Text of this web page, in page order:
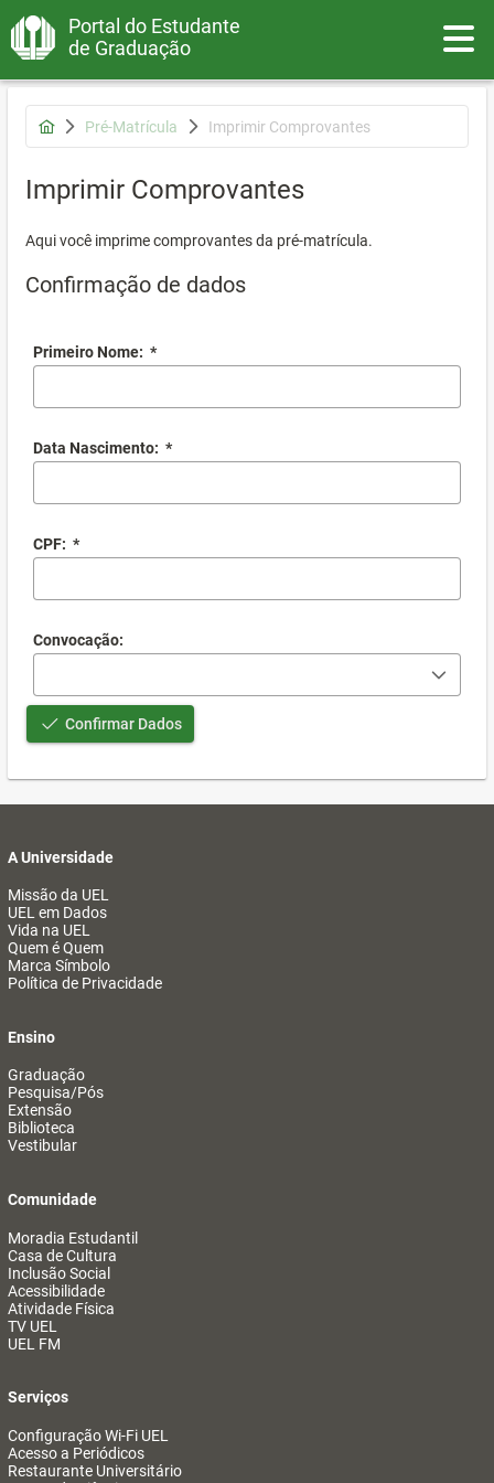
Portal do Estudante
de Graduação
Pré-Matrícula Imprimir Comprovantes
Imprimir Comprovantes
Aqui você imprime comprovantes da pré-matrícula.
Confirmação de dados
Primeiro Nome: *
Data Nascimento: *
CPF: *
Convocação:
Confirmar Dados
A Universidade
Missão da UEL
UEL em Dados
Vida na UEL
Quem é Quem
Marca Símbolo
Política de Privacidade
Ensino
Graduação
Pesquisa/Pós
Extensão
Biblioteca
Vestibular
Comunidade
Moradia Estudantil
Casa de Cultura
Inclusão Social
Acessibilidade
Atividade Física
TV UEL
UEL FM
Serviços
Configuração Wi-Fi UEL
Acesso a Periódicos
Restaurante Universitário